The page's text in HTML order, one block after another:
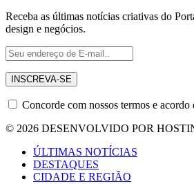
Receba as últimas notícias criativas do
design e negócios.
Concorde com nossos termos e acordo
© 2026 DESENVOLVIDO POR
ÚLTIMAS NOTÍCIAS
DESTAQUES
CIDADE E REGIÃO